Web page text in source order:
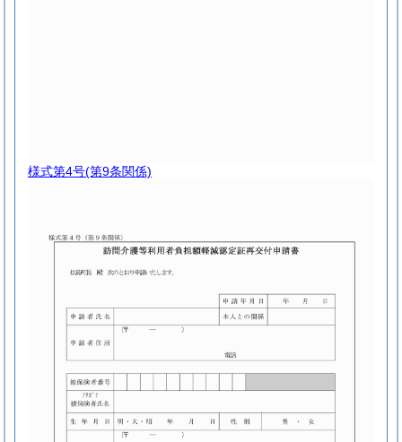
様式第4号(第9条関係)